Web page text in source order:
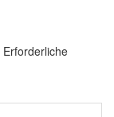
Erforderliche